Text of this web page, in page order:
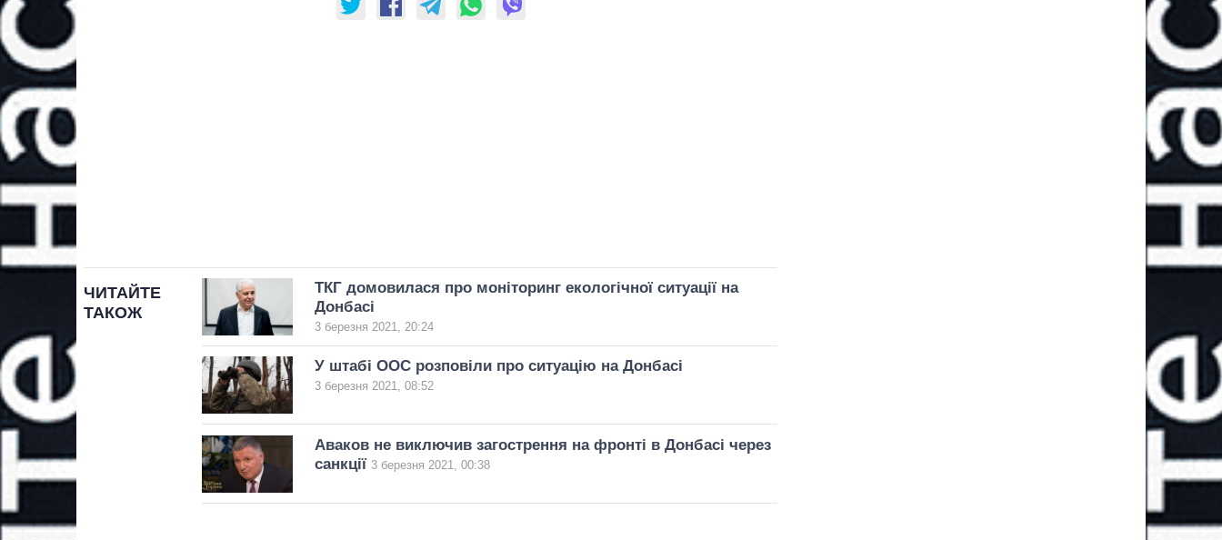
ЧИТАЙТЕ
ТАКОЖ
ТКГ домовилася про моніторинг екологічної ситуації на
Донбасі
3 березня 2021, 20:24
У штабі ООС розповіли про ситуацію на Донбасі
3 березня 2021, 08:52
Аваков не виключив загострення на фронті в Донбасі через
санкції 3 березня 2021, 00:38